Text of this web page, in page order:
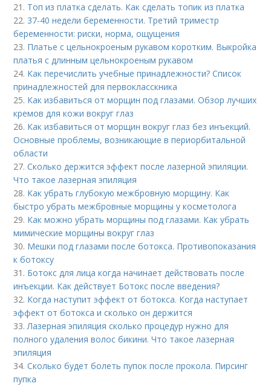
21. Топ из платка сделать. Как сделать топик из платка
22. 37-40 недели беременности. Третий триместр
беременности: риски, норма, ощущения
23. Платье с цельнокроеным рукавом коротким. Выкройка
платья с длинным цельнокроеным рукавом
24. Как перечислить учебные принадлежности? Список
принадлежностей для первокласскника
25. Как избавиться от морщин под глазами. Обзор лучших
кремов для кожи вокруг глаз
26. Как избавиться от морщин вокруг глаз без инъекций.
Основные проблемы, возникающие в периорбитальной
области
27.Сколько держится эффект после лазерной эпиляции.
Что такое лазерная эпиляция
28. Как убрать глубокую межбровную морщину. Как
быстро убрать межбровные морщины у косметолога
29. Как можно убрать морщины под глазами. Как убрать
мимические морщины вокруг глаз
30. Мешки под глазами после ботокса. Противопоказания
к ботоксу
31. Ботокс для лица когда начинает действовать после
инъекции. Как действует Ботокс после введения?
32. Когда наступит эффект от ботокса. Когда наступает
эффект от ботокса и сколько он держится
33.Лазерная эпиляция сколько процедур нужно для
полного удаления волос бикини. Что такое лазерная
эпиляция
34.Сколько будет болеть пупок после прокола. Пирсинг
пупка